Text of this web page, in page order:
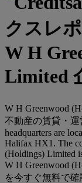
W H
Limited
W H Greenwood
不動産の賃貸・運
headquarters are
Halifax HX1. The
(Holdings) Limited
W H Greenwood
を今すぐ無料で確